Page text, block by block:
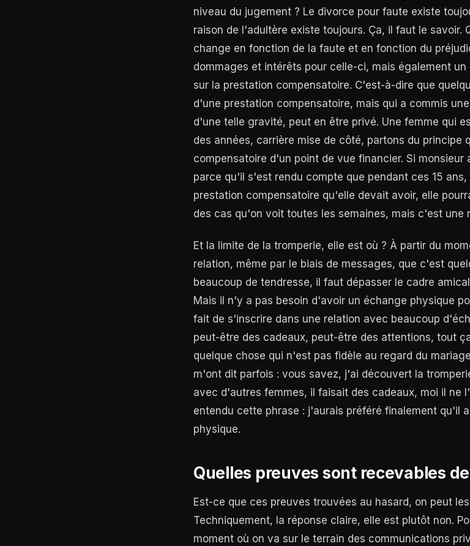
niveau du jugement ? Le divorce pour faute existe
raison de l'adultère existe toujours. Ça, il faut le savoir.
change en fonction de la faute et en fonction du
dommages et intérêts pour celle-ci, mais également
sur la prestation compensatoire. C'est-à-dire que
d'une prestation compensatoire, mais qui a commis
d'une telle gravité, peut en être privé. Une femme qui
des années, carrière mise de côté, partons du principe
compensatoire d'un point de vue financier. Si
parce qu'il s'est rendu compte que pendant ces 15
prestation compensatoire qu'elle devait avoir, elle
des cas qu'on voit toutes les semaines, mais c'est une
Et la limite de la tromperie, elle est où ? À partir du
relation, même par le biais de messages, que c'est
beaucoup de tendresse, il faut dépasser le cadre
Mais il n'y a pas besoin d'avoir un échange physique
fait de s'inscrire dans une relation avec beaucoup
peut-être des cadeaux, peut-être des attentions, tout
quelque chose qui n'est pas fidèle au regard du
m'ont dit parfois : vous savez, j'ai découvert la
avec d'autres femmes, il faisait des cadeaux, moi il ne
entendu cette phrase : j'aurais préféré finalement qu'il
physique.
Quelles preuves sont recevables
Est-ce que ces preuves trouvées au hasard, on peut
Techniquement, la réponse claire, elle est plutôt non.
moment où on va sur le terrain des communications